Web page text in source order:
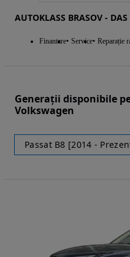
AUTOKLASS BRASOV -
Finantare Service Reparație
Generații disponibile
Volkswagen
Passat B8 [2014 -